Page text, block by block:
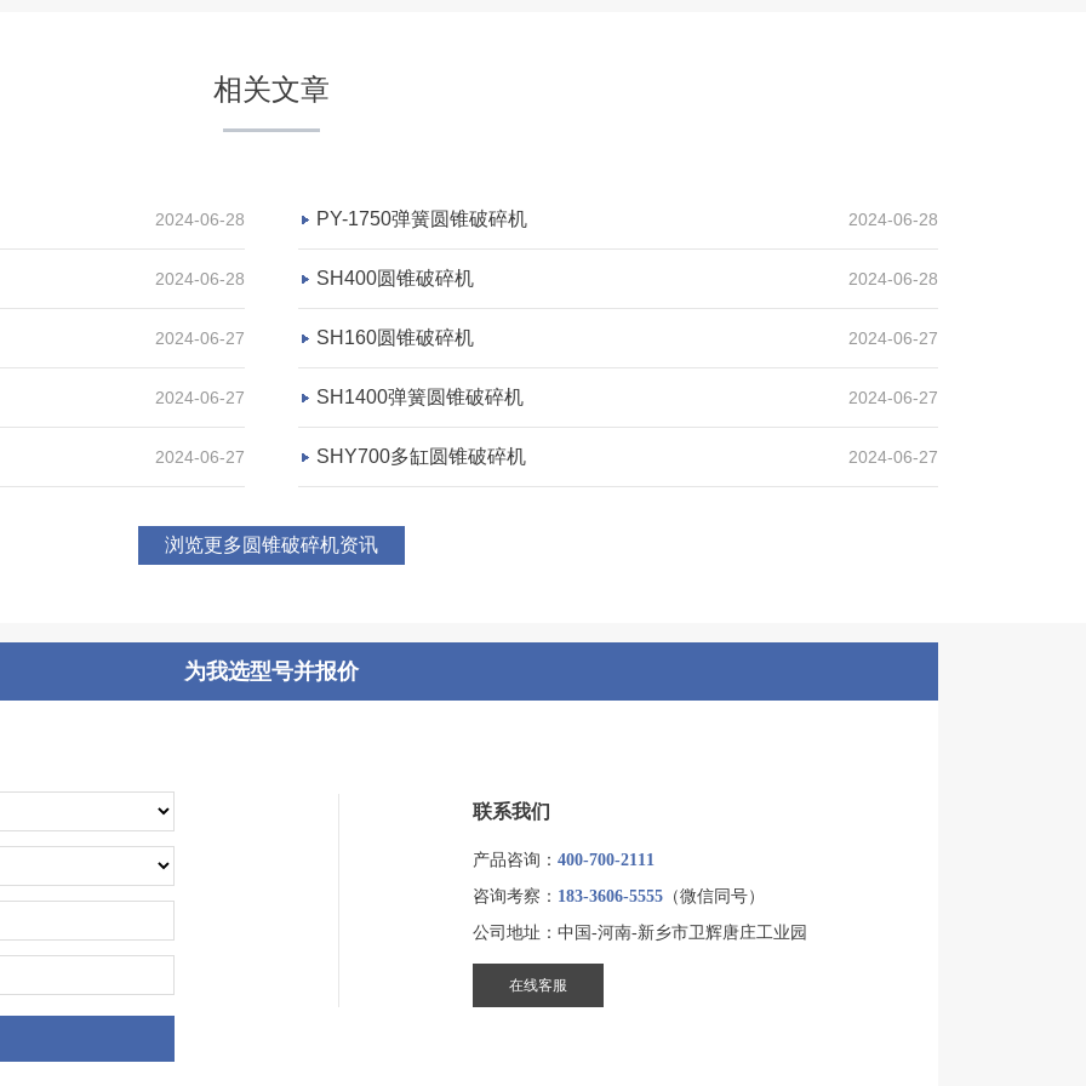
相关文章
2024-06-28 PY-1750弹簧圆锥破碎机 2024-06-28
2024-06-28 SH400圆锥破碎机 2024-06-28
2024-06-27 SH160圆锥破碎机 2024-06-27
2024-06-27 SH1400弹簧圆锥破碎机 2024-06-27
2024-06-27 SHY700多缸圆锥破碎机 2024-06-27
浏览更多圆锥破碎机资讯
为我选型号并报价
联系我们
产品咨询： 400-700-2111
咨询考察： 183-3606-5555 （微信同号）
公司地址：中国-河南-新乡市卫辉唐庄工业园
在线客服